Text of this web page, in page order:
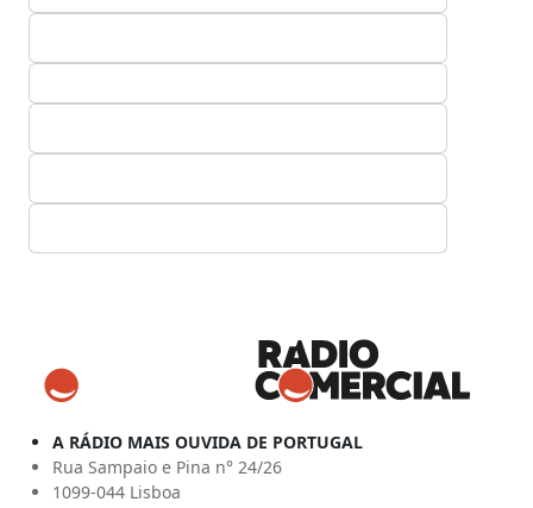
A RÁDIO MAIS OUVIDA DE PORTUGAL
Rua Sampaio e Pina n° 24/26
1099-044 Lisboa